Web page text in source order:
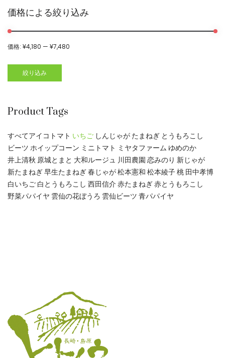
価格による絞り込み
絞り込み
価格: ¥4,180 — ¥7,480
Product Tags
すべてアイコトマト いちご しんじゃが たまねぎ とうもろこし
ビーツ ホイップコーン ミニトマト ミヤタファーム ゆめのか
井上清秋原城とまと 大和ルージュ 川田農園 恋みのり 新じゃが
新たまねぎ早生たまねぎ春じゃが松本憲和 松本綾子桃 田中孝博
白いちご 白とうもろこし 西田信介 赤たまねぎ赤とうもろこし
野菜パパイヤ 雲仙の花ぼうろ 雲仙ビーツ 青パパイヤ